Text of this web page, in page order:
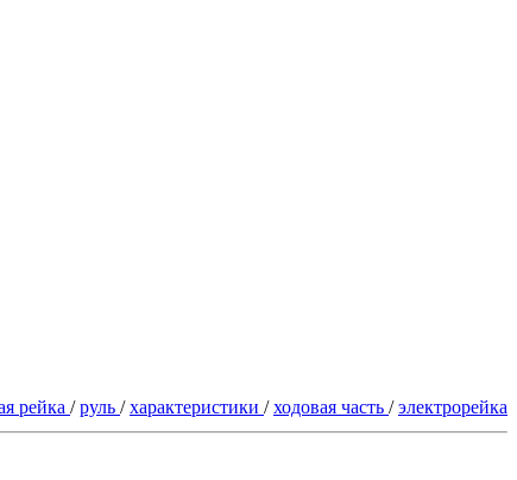
рейка /руль /характеристики /ходовая часть /электрорейка